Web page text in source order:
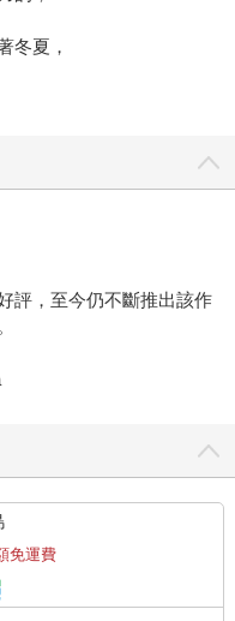
冬夏，
評，至今仍不斷推出該作
免運費